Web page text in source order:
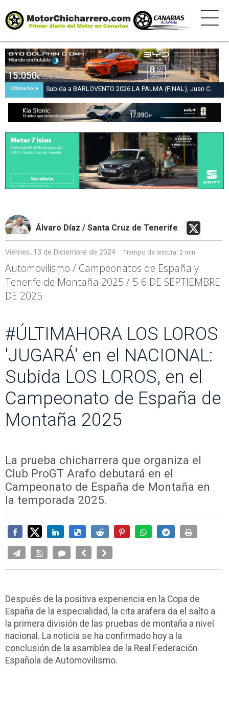
Última hora
Subida a BARLOVENTO 2026 LA PALMA (FINAL), Juan C.
Brito y Carlos A. Pérez hacen suya la victoria en la 47 Subida
a Barlovento
Álvaro Díaz / Santa Cruz de Tenerife
Viernes, 13 de Diciembre de 2024 Tiempo de lectura: 2 min
Automovilismo / Campeonatos de España y
Tenerife de Montaña 2025 / 5-6 DE SEPTIEMBRE
DE 2025
#ÚLTIMAHORA LOS LOROS
'JUGARÁ' en el NACIONAL:
Subida LOS LOROS, en el
Campeonato de España de
Montaña 2025
La prueba chicharrera que organiza el
Club ProGT Arafo debutará en el
Campeonato de España de Montaña en
la temporada 2025.
Después de la positiva experiencia en la Copa de
España de la especialidad, la cita arafera da el salto a
la primera división de las pruebas de montaña a nivel
nacional. La noticia se ha confirmado hoy a la
conclusión de la asamblea de la Real Federación
Española de Automovilismo.